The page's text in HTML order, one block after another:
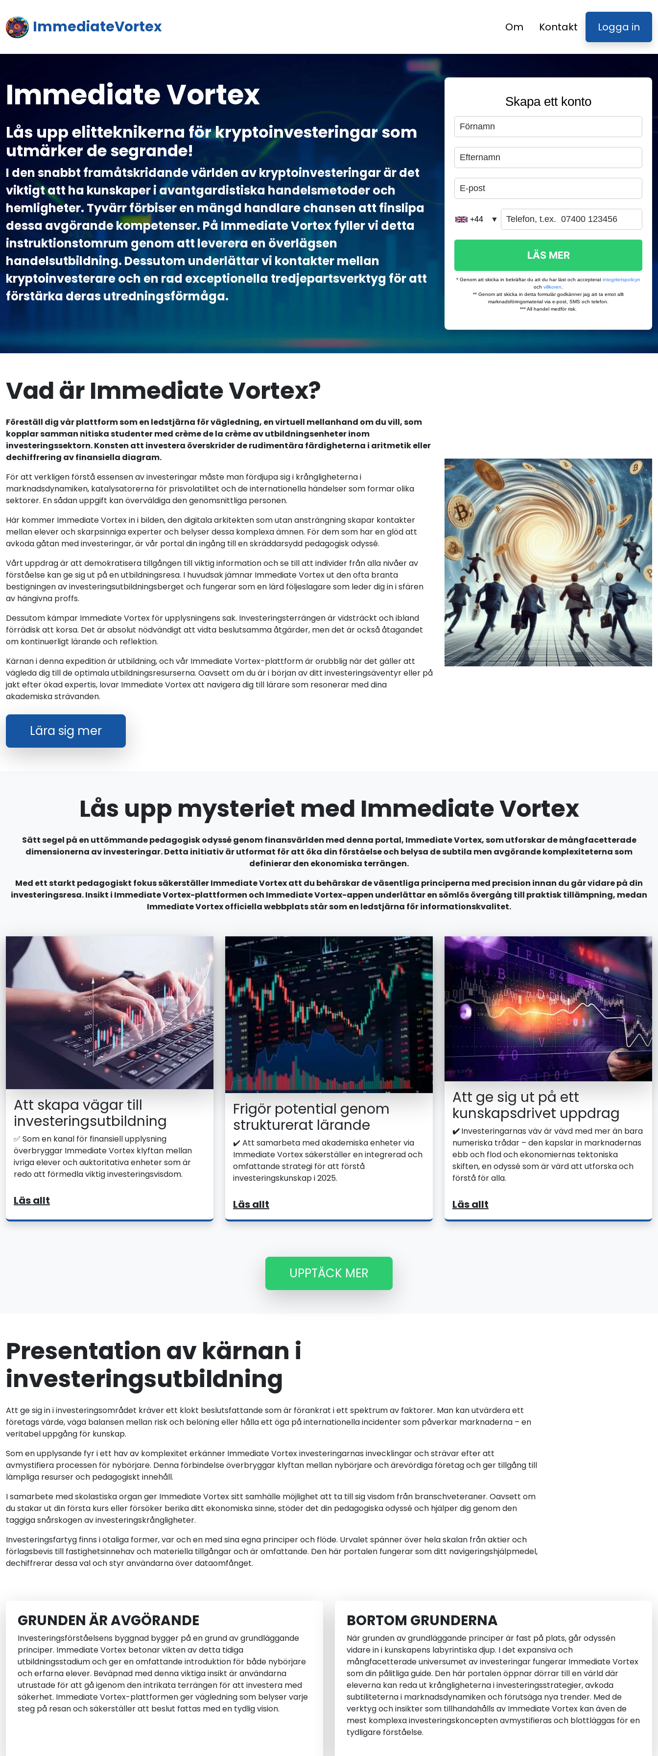
ImmediateVortex Om Kontakt Logga in
Immediate Vortex
Lås upp elitteknikerna för kryptoinvesteringar som
utmärker de segrande!
I den snabbt framåtskridande världen av kryptoinvesteringar är det
viktigt att ha kunskaper i avantgardistiska handelsmetoder och
hemligheter. Tyvärr förbiser en mängd handlare chansen att finslipa
dessa avgörande kompetenser. På Immediate Vortex fyller vi detta
instruktionstomrum genom att leverera en överlägsen
handelsutbildning. Dessutom underlättar vi kontakter mellan
kryptoinvesterare och en rad exceptionella tredjepartsverktyg för att
förstärka deras utredningsförmåga.
Vad är Immediate Vortex?
Föreställ dig vår plattform som en ledstjärna för vägledning, en virtuell mellanhand om du vill, som
kopplar samman nitiska studenter med crème de la crème av utbildningsenheter inom
investeringssektorn. Konsten att investera överskrider de rudimentära färdigheterna i aritmetik eller
dechiffrering av finansiella diagram.
För att verkligen förstå essensen av investeringar måste man fördjupa sig i krångligheterna i
marknadsdynamiken, katalysatorerna för prisvolatilitet och de internationella händelser som formar olika
sektorer. En sådan uppgift kan överväldiga den genomsnittliga personen.
Här kommer Immediate Vortex in i bilden, den digitala arkitekten som utan ansträngning skapar kontakter
mellan elever och skarpsinniga experter och belyser dessa komplexa ämnen. För dem som har en glöd att
avkoda gåtan med investeringar, är vår portal din ingång till en skräddarsydd pedagogisk odyssé.
Vårt uppdrag är att demokratisera tillgången till viktig information och se till att individer från alla nivåer av
förståelse kan ge sig ut på en utbildningsresa. I huvudsak jämnar Immediate Vortex ut den ofta branta
bestigningen av investeringsutbildningsberget och fungerar som en lärd följeslagare som leder dig in i sfären
av hängivna proffs.
Dessutom kämpar Immediate Vortex för upplysningens sak. Investeringsterrängen är vidsträckt och ibland
förrädisk att korsa. Det är absolut nödvändigt att vidta beslutsamma åtgärder, men det är också åtagandet
om kontinuerligt lärande och reflektion.
Kärnan i denna expedition är utbildning, och vår Immediate Vortex-plattform är orubblig när det gäller att
vägleda dig till de optimala utbildningsresurserna. Oavsett om du är i början av ditt investeringsäventyr eller på
jakt efter ökad expertis, lovar Immediate Vortex att navigera dig till lärare som resonerar med dina
akademiska strävanden.
Lära sig mer
Lås upp mysteriet med Immediate Vortex
Sätt segel på en uttömmande pedagogisk odyssé genom finansvärlden med denna portal, Immediate Vortex, som utforskar de mångfacetterade
dimensionerna av investeringar. Detta initiativ är utformat för att öka din förståelse och belysa de subtila men avgörande komplexiteterna som
definierar den ekonomiska terrängen.
Med ett starkt pedagogiskt fokus säkerställer Immediate Vortex att du behärskar de väsentliga principerna med precision innan du går vidare på din
investeringsresa. Insikt i Immediate Vortex-plattformen och Immediate Vortex-appen underlättar en sömlös övergång till praktisk tillämpning, medan
Immediate Vortex officiella webbplats står som en ledstjärna för informationskvalitet.
Att skapa vägar till
investeringsutbildning
✅ Som en kanal för finansiell upplysning
överbryggar Immediate Vortex klyftan mellan
ivriga elever och auktoritativa enheter som är
redo att förmedla viktig investeringsvisdom.
Läs allt
Frigör potential genom
strukturerat lärande
✔️ Att samarbeta med akademiska enheter via
Immediate Vortex säkerställer en integrerad och
omfattande strategi för att förstå
investeringskunskap i 2025.
Läs allt
Att ge sig ut på ett
kunskapsdrivet uppdrag
✔️Investeringarnas väv är vävd med mer än bara
numeriska trådar – den kapslar in marknadernas
ebb och flod och ekonomiernas tektoniska
skiften, en odyssé som är värd att utforska och
förstå för alla.
Läs allt
UPPTÄCK MER
Presentation av kärnan i
investeringsutbildning
Att ge sig in i investeringsområdet kräver ett klokt beslutsfattande som är förankrat i ett spektrum av faktorer. Man kan utvärdera ett
företags värde, väga balansen mellan risk och belöning eller hålla ett öga på internationella incidenter som påverkar marknaderna – en
veritabel uppgång för kunskap.
Som en upplysande fyr i ett hav av komplexitet erkänner Immediate Vortex investeringarnas invecklingar och strävar efter att
avmystifiera processen för nybörjare. Denna förbindelse överbryggar klyftan mellan nybörjare och ärevördiga företag och ger tillgång till
lämpliga resurser och pedagogiskt innehåll.
I samarbete med skolastiska organ ger Immediate Vortex sitt samhälle möjlighet att ta till sig visdom från branschveteraner. Oavsett om
du stakar ut din första kurs eller försöker berika ditt ekonomiska sinne, stöder det din pedagogiska odyssé och hjälper dig genom den
taggiga snårskogen av investeringskrångligheter.
Investeringsfartyg finns i otaliga former, var och en med sina egna principer och flöde. Urvalet spänner över hela skalan från aktier och
förlagsbevis till fastighetsinnehav och materiella tillgångar och är omfattande. Den här portalen fungerar som ditt navigeringshjälpmedel,
dechiffrerar dessa val och styr användarna över dataomfånget.
GRUNDEN ÄR AVGÖRANDE
Investeringsförståelsens byggnad bygger på en grund av grundläggande
principer. Immediate Vortex betonar vikten av detta tidiga
utbildningsstadium och ger en omfattande introduktion för både nybörjare
och erfarna elever. Beväpnad med denna viktiga insikt är användarna
utrustade för att gå igenom den intrikata terrängen för att investera med
säkerhet. Immediate Vortex-plattformen ger vägledning som belyser varje
steg på resan och säkerställer att beslut fattas med en tydlig vision.
BORTOM GRUNDERNA
När grunden av grundläggande principer är fast på plats, går odyssén
vidare in i kunskapens labyrintiska djup. I det expansiva och
mångfacetterade universumet av investeringar fungerar Immediate Vortex
som din pålitliga guide. Den här portalen öppnar dörrar till en värld där
eleverna kan reda ut krångligheterna i investeringsstrategier, avkoda
subtiliteterna i marknadsdynamiken och förutsäga nya trender. Med de
verktyg och insikter som tillhandahålls av Immediate Vortex kan även de
mest komplexa investeringskoncepten avmystifieras och blottläggas för en
tydligare förståelse.